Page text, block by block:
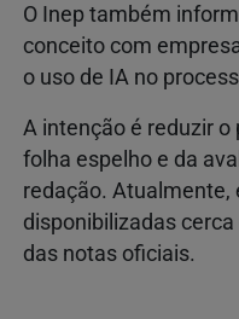
O Inep também
conceito com
o uso de IA no
A intenção é reduzir
folha espelho e da
redação. Atualmente,
disponibilizadas
das notas oficiais.